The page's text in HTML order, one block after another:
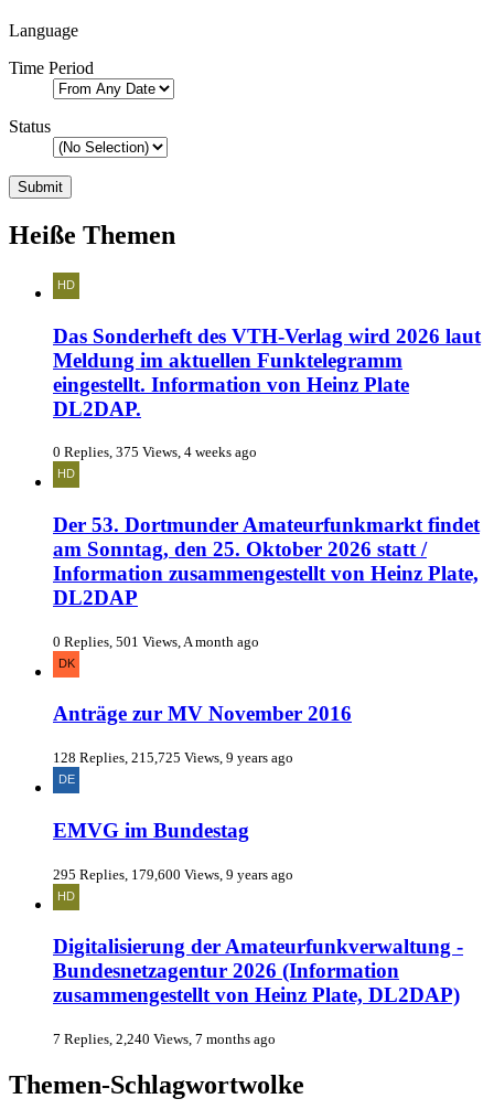
Language
Time Period
Status
Heiße Themen
Das Sonderheft des VTH-Verlag wird 2026 laut
Meldung im aktuellen Funktelegramm
eingestellt. Information von Heinz Plate
DL2DAP.
0 Replies, 375 Views, 4 weeks ago
Der 53. Dortmunder Amateurfunkmarkt findet
am Sonntag, den 25. Oktober 2026 statt /
Information zusammengestellt von Heinz Plate,
DL2DAP
0 Replies, 501 Views, A month ago
Anträge zur MV November 2016
128 Replies, 215,725 Views, 9 years ago
EMVG im Bundestag
295 Replies, 179,600 Views, 9 years ago
Digitalisierung der Amateurfunkverwaltung -
Bundesnetzagentur 2026 (Information
zusammengestellt von Heinz Plate, DL2DAP)
7 Replies, 2,240 Views, 7 months ago
Themen-Schlagwortwolke